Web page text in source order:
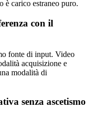
è carico estraneo puro.
con il
fonte di input. Video
acquisizione e
modalità di
senza ascetismo